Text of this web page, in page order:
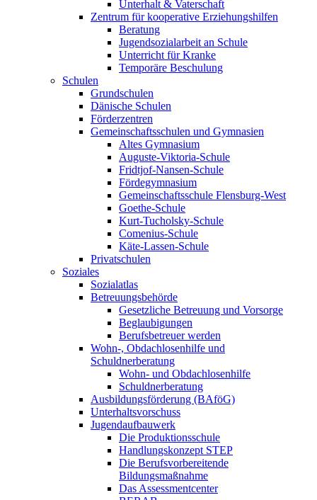
Unterhalt & Vaterschaft
Zentrum für kooperative Erziehungshilfen
Beratung
Jugendsozialarbeit an Schule
Unterricht für Kranke
Temporäre Beschulung
Schulen
Grundschulen
Dänische Schulen
Förderzentren
Gemeinschaftsschulen und Gymnasien
Altes Gymnasium
Auguste-Viktoria-Schule
Fridtjof-Nansen-Schule
Fördegymnasium
Gemeinschaftsschule Flensburg-West
Goethe-Schule
Kurt-Tucholsky-Schule
Comenius-Schule
Käte-Lassen-Schule
Privatschulen
Soziales
Sozialatlas
Betreuungsbehörde
Gesetzliche Betreuung und Vorsorge
Beglaubigungen
Berufsbetreuer werden
Wohn-, Obdachlosenhilfe und
Schuldnerberatung
Wohn- und Obdachlosenhilfe
Schuldnerberatung
Ausbildungsförderung (BAföG)
Unterhaltsvorschuss
Jugendaufbauwerk
Die Produktionsschule
Handlungskonzept STEP
Die Berufsvorbereitende
Bildungsmaßnahme
Das Assessmentcenter